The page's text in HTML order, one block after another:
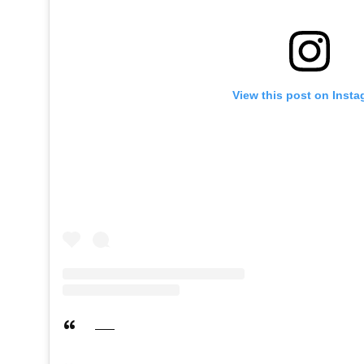
View this post on